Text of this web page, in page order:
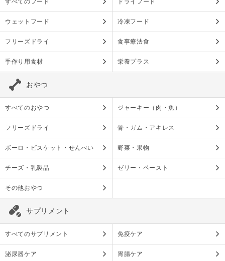
すべてのフード ドライフード
ウェットフード 冷凍フード
フリーズドライ 食事療法食
手作り用食材 栄養プラス
おやつ
すべてのおやつ ジャーキー（肉・魚）
フリーズドライ 骨・ガム・アキレス
ボーロ・ビスケット・せんべい 野菜・果物
チーズ・乳製品 ゼリー・ペースト
その他おやつ
サプリメント
すべてのサプリメント 免疫ケア
泌尿器ケア 胃腸ケア